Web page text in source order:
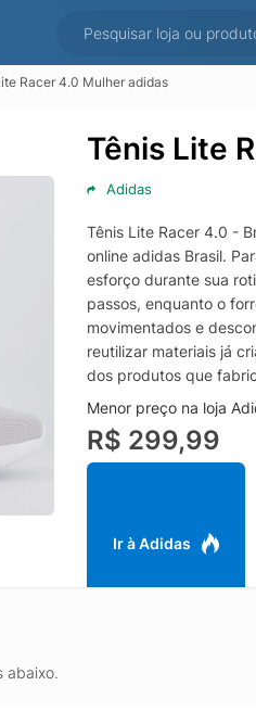
Racer 4.0 Mulher adidas
Tênis Lite
Adidas
Tênis Lite Racer 4.0 -
online adidas Brasil.
esforço durante sua
passos, enquanto o
movimentados e
reutilizar materiais já
dos produtos que
Menor preço na loja
R$ 299,99
Ir à Adidas
abaixo.